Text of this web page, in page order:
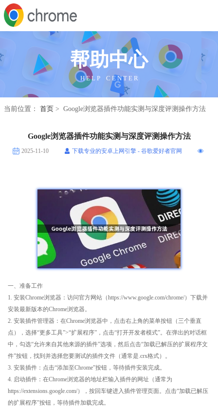
帮助中心
H E L P C E N T E R
当前位置： 首页 > Google浏览器插件功能实测与深度评测操作方法
Google浏览器插件功能实测与深度评测操作方法
2025-11-10 下载专业的安卓上网引擎 - 谷歌爱好者官网
一、准备工作
1. 安装Chrome浏览器：访问官方网站（https://www.google.com/chrome/）下载并
安装最新版本的Chrome浏览器。
2. 安装插件管理器：在Chrome浏览器中，点击右上角的菜单按钮（三个垂直
点），选择“更多工具”>“扩展程序”，点击“打开开发者模式”。在弹出的对话框
中，勾选“允许来自其他来源的插件”选项，然后点击“加载已解压的扩展程序文
件”按钮，找到并选择您要测试的插件文件（通常是.crx格式）。
3. 安装插件：点击“添加至Chrome”按钮，等待插件安装完成。
4. 启动插件：在Chrome浏览器的地址栏输入插件的网址（通常为
https://extensions.google.com/），按回车键进入插件管理页面。点击“加载已解压
的扩展程序”按钮，等待插件加载完成。